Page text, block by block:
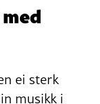
ei sterk
musikk i